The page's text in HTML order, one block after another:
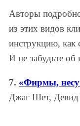
Авторы
из этих видов
инструкцию, как
И не забудьте об
7. «Фирмы,
Джаг Шет,